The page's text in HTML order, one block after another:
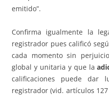
emitido”.
Confirma igualmente la
registrador pues calificó
cada momento sin
global y unitaria y que la
calificaciones puede dar
registrador (vid. artículos